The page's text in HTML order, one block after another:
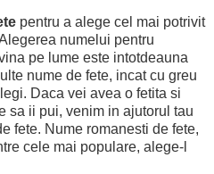
pentru a alege cel mai potrivit
numelui pentru
pe lume este intotdeauna
nume de fete, incat cu greu
Daca vei avea o fetita si
sa ii pui, venim in ajutorul tau
fete. Nume romanesti de fete,
cele mai populare, alege-l